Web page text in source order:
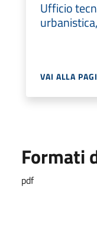
Ufficio
VAI ALLA
Formati
pdf